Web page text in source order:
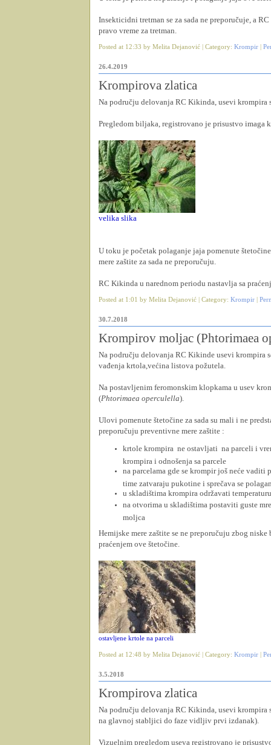
Insekticidni tretman se za sada ne preporučuje, a
pravo vreme za tretman.
Posted at 12:33 by Melita Dejanović | Category: Krompir
26.4.2019
Krompirova zlatica
Na području delovanja RC Kikinda, usevi krompira
Pregledom biljaka, registrovano je prisustvo imaga
velika slika
U toku je početak polaganje jaja pomenute
mere zaštite za sada ne preporučuju.
RC Kikinda u narednom periodu nastavlja sa
Posted at 1:01 by Melita Dejanović | Category: Krompir
30.7.2018
Krompirov moljac (Phtorimaea
Na području delovanja RC Kikinde usevi krompira
vađenja krtola,većina listova požutela.
Na postavljenim feromonskim klopkama u usev
(Phtorimaea operculella).
Ulovi pomenute štetočine za sada su mali i ne
preporučuju preventivne mere zaštite :
krtole krompira ne ostavljati na parceli i
krompira i odnošenja sa parcele
na parcelama gde se krompir još neće
time zatvaraju pukotine i sprečava se
u skladištima krompira održavati
na otvorima u skladištima postaviti guste
moljca
Hemijske mere zaštite se ne preporučuju zbog
praćenjem ove štetočine.
ostavljene krtole na parceli
Posted at 12:48 by Melita Dejanović | Category: Krompir
3.5.2018
Krompirova zlatica
Na području delovanja RC Kikinda, usevi
na glavnoj stabljici do faze vidljiv prvi izdanak).
Vizuelnim pregledom useva registrovano je